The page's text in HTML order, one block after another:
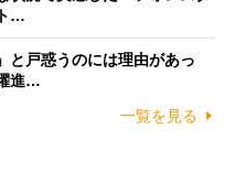
…
と戸惑うのには理由があっ
進…
一覧を見る